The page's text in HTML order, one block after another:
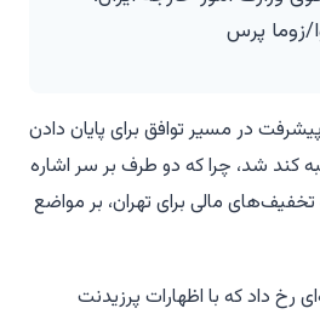
زوما پرس
در مسیر توافق برای پایان دادن
کند شد، چرا که دو طرف بر سر اشاره
مالی برای تهران، بر مواضع
رخ داد که با اظهارات پرزیدنت